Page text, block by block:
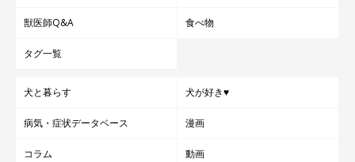
獣医師Q&A 食べ物
タグ一覧
犬と暮らす 犬が好き♥
病気・症状データベース 漫画
コラム 動画